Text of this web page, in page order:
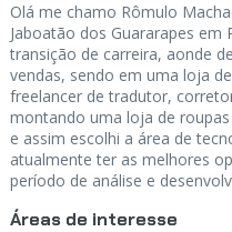
Olá me chamo Rômulo
Jaboatão dos Guararapes
transição de carreira, aonde
vendas, sendo em uma loja
freelancer de tradutor,
montando uma loja de
e assim escolhi a área de
atualmente ter as melhores
período de análise e
Áreas de interesse